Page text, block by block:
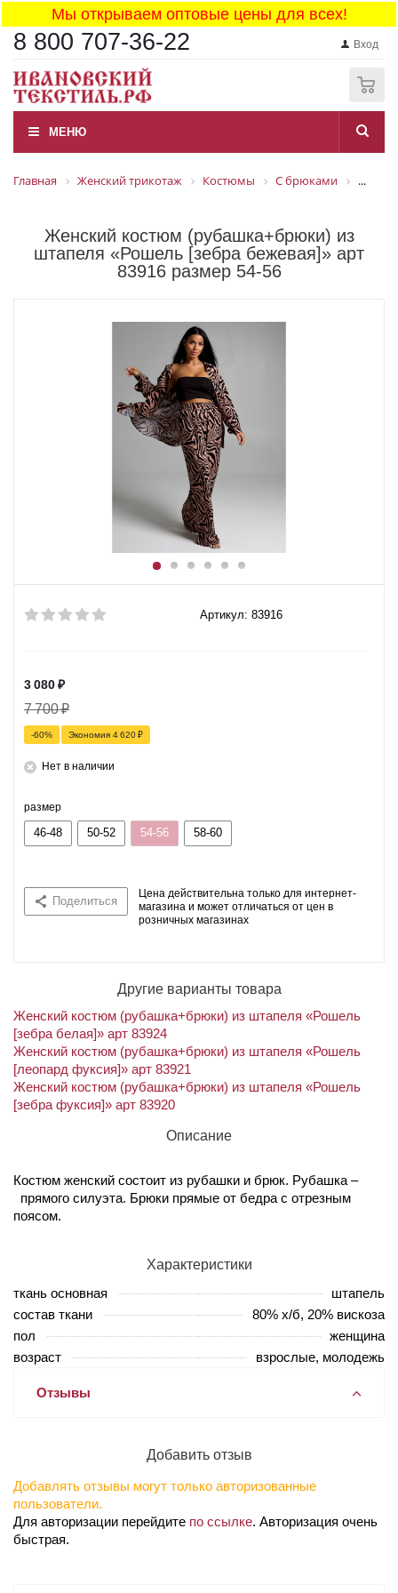
Мы открываем оптовые цены для всех!
8 800 707-36-22 Вход
МЕНЮ
Главная Женский трикотаж Костюмы С брюками ...
Женский костюм (рубашка+брюки) из
штапеля «Рошель [зебра бежевая]» арт
83916 размер 54-56
Артикул: 83916
3 080₽
7 700₽
-60% Экономия 4 620₽
Нет в наличии
размер
46-48 50-52 54-56 58-60
Поделиться
Цена действительна только для интернет-
магазина и может отличаться от цен в
розничных магазинах
Другие варианты товара
Женский костюм (рубашка+брюки) из штапеля «Рошель
[зебра белая]» арт 83924
Женский костюм (рубашка+брюки) из штапеля «Рошель
[леопард фуксия]» арт 83921
Женский костюм (рубашка+брюки) из штапеля «Рошель
[зебра фуксия]» арт 83920
Описание
Костюм женский состоит из рубашки и брюк. Рубашка –
прямого силуэта. Брюки прямые от бедра с отрезным
поясом.
Характеристики
ткань основная
штапель
состав ткани
80% х/б, 20% вискоза
пол
женщина
возраст
взрослые, молодежь
Отзывы
Добавить отзыв
Добавлять отзывы могут только авторизованные
пользователи.
Для авторизации перейдите по ссылке. Авторизация очень
быстрая.